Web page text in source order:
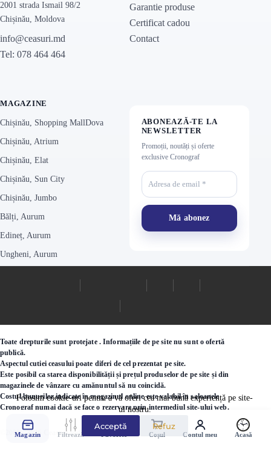
Folosim cookie-uri pentru a vă oferi cea mai bună experiență pe site-
ul nostru.
Acceptă Refuz
2001 strada Ismail 98/2
Chișinău, Moldova
info@ceasuri.md
Tel: 078 464 464
Garantie produse
Certificat cadou
Contact
MAGAZINE
Chișinău, Shopping MallDova
Chișinău, Atrium
Chișinău, Elat
Chișinău, Sun City
Chișinău, Jumbo
Bălți, Aurum
Edineț, Aurum
Ungheni, Aurum
ABONEAZĂ-TE LA
NEWSLETTER
Promoții, noutăți și oferte
exclusive Cronograf
Toate drepturile sunt protejate . Informațiile de pe site nu sunt o ofertă
publică.
Aspectul cutiei ceasului poate diferi de cel prezentat pe site.
Este posibil ca starea disponibilității și prețul produselor de pe site și din
magazinele de vânzare cu amănuntul să nu coincidă.
Costul bunurilor indicate în magazinul online este valabil în saloanele
Cronograf numai dacă se face o rezervare prin intermediul site-ului web.
©2000 - 2026 Ceasuri.md
Magazin Filtrează Coșul Contul meu Acasă